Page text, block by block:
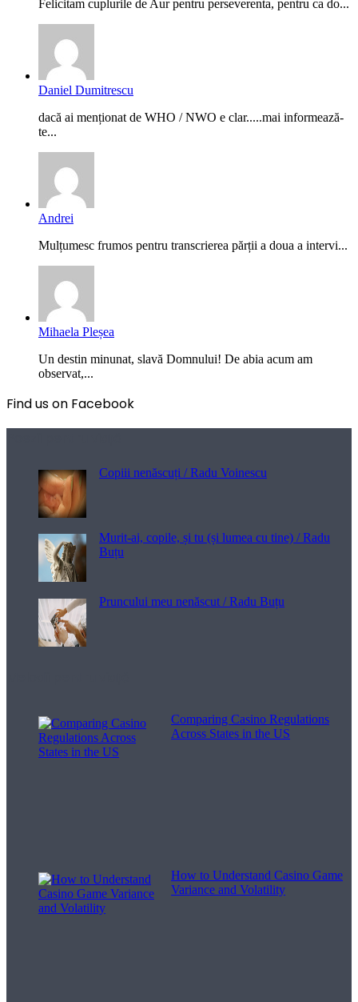
Felicitam cuplurile de Aur pentru perseverenta, pentru ca do...
Daniel Dumitrescu
dacă ai menționat de WHO / NWO e clar.....mai informează-
te...
Andrei
Mulțumesc frumos pentru transcrierea părții a doua a intervi...
Mihaela Pleșea
Un destin minunat, slavă Domnului! De abia acum am
observat,...
Find us on Facebook
Copiii nenăscuți / Radu Voinescu
Murit-ai, copile, și tu (și lumea cu tine) / Radu
Buțu
Pruncului meu nenăscut / Radu Buțu
Comparing Casino Regulations
Across States in the US
How to Understand Casino Game
Variance and Volatility